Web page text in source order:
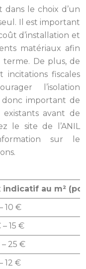
le choix d’un
Il est important
d’installation et
matériaux afin
De plus, de
incitations fiscales
l’isolation
important de
existants avant de
le site de l’ANIL
sur le
indicatif au m²
10 €
– 15 €
– 25 €
12 €